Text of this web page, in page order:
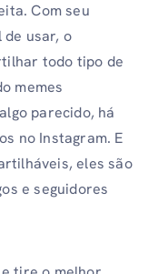
Com seu
usar, o
todo tipo de
memes
parecido, há
no Instagram. E
eles são
e seguidores